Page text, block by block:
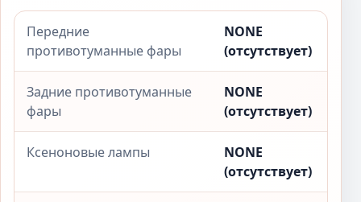
Передние
противотуманные фары
NONE
(отсутствует)
Задние противотуманные
фары
NONE
(отсутствует)
Ксеноновые лампы
NONE
(отсутствует)